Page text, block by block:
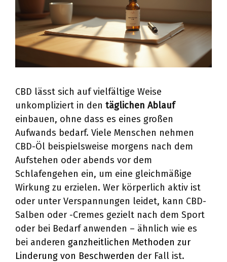
CBD lässt sich auf vielfältige Weise
unkompliziert in den täglichen Ablauf
einbauen, ohne dass es eines großen
Aufwands bedarf. Viele Menschen nehmen
CBD-Öl beispielsweise morgens nach dem
Aufstehen oder abends vor dem
Schlafengehen ein, um eine gleichmäßige
Wirkung zu erzielen. Wer körperlich aktiv ist
oder unter Verspannungen leidet, kann CBD-
Salben oder -Cremes gezielt nach dem Sport
oder bei Bedarf anwenden – ähnlich wie es
bei anderen ganzheitlichen Methoden zur
Linderung von Beschwerden der Fall ist.